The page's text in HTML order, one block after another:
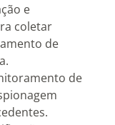
e
coletar
de
de